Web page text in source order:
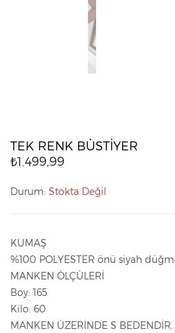
TEK RENK BÜSTİYER
₺1.499,99
Durum: Stokta Değil
KUMAŞ
%100 POLYESTER önü siyah
MANKEN ÖLÇÜLERİ
Boy: 165
Kilo: 60
MANKEN ÜZERİNDE S BEDENDİR.